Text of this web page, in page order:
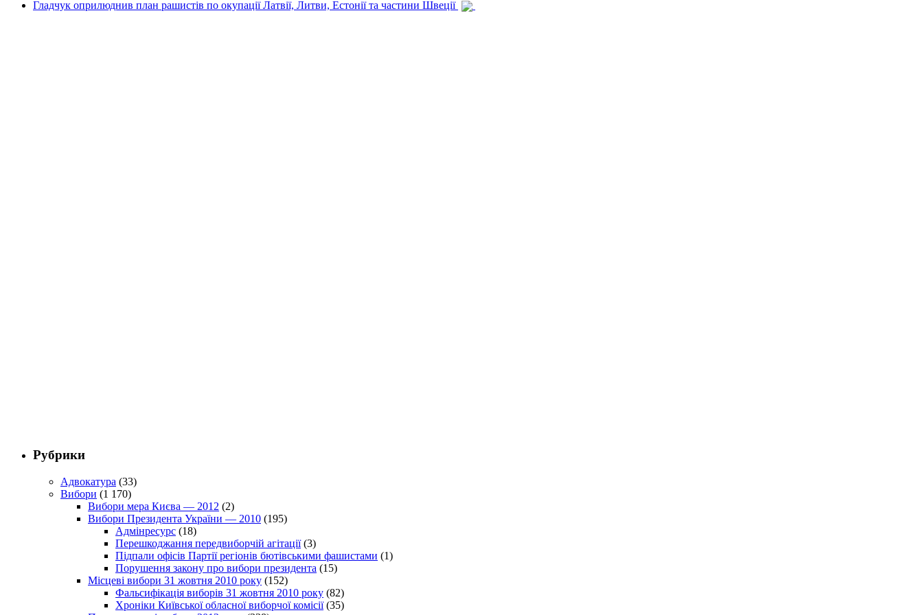
Гладчук оприлюднив план рашистів по окупації Латвії, Литви, Естонії та частини Швеції
Рубрики
Адвокатура (33)
Вибори (1 170)
Вибори мера Києва — 2012 (2)
Вибори Президента України — 2010 (195)
Адмінресурс (18)
Перешкоджання передвиборчій агітації(3)
Підпали офісів Партії регіонів бютівськими фашистами (1)
Порушення закону про вибори президента (15)
Місцеві вибори 31 жовтня 2010 року (152)
Фальсифікація виборів 31 жовтня 2010 року (82)
Хроніки Київської обласної виборчої комісії(35)